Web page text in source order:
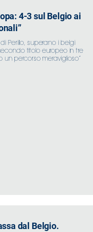
4-3 sul Belgio ai
Perillo, superano i belgi
titolo europeo in tre
percorso meraviglioso”
dal Belgio.